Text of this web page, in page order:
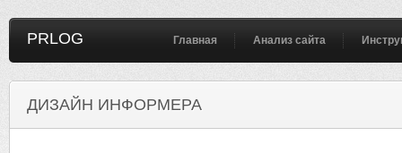
PRLOG Главная Анализ сайта
ДИЗАЙН ИНФОРМЕРА